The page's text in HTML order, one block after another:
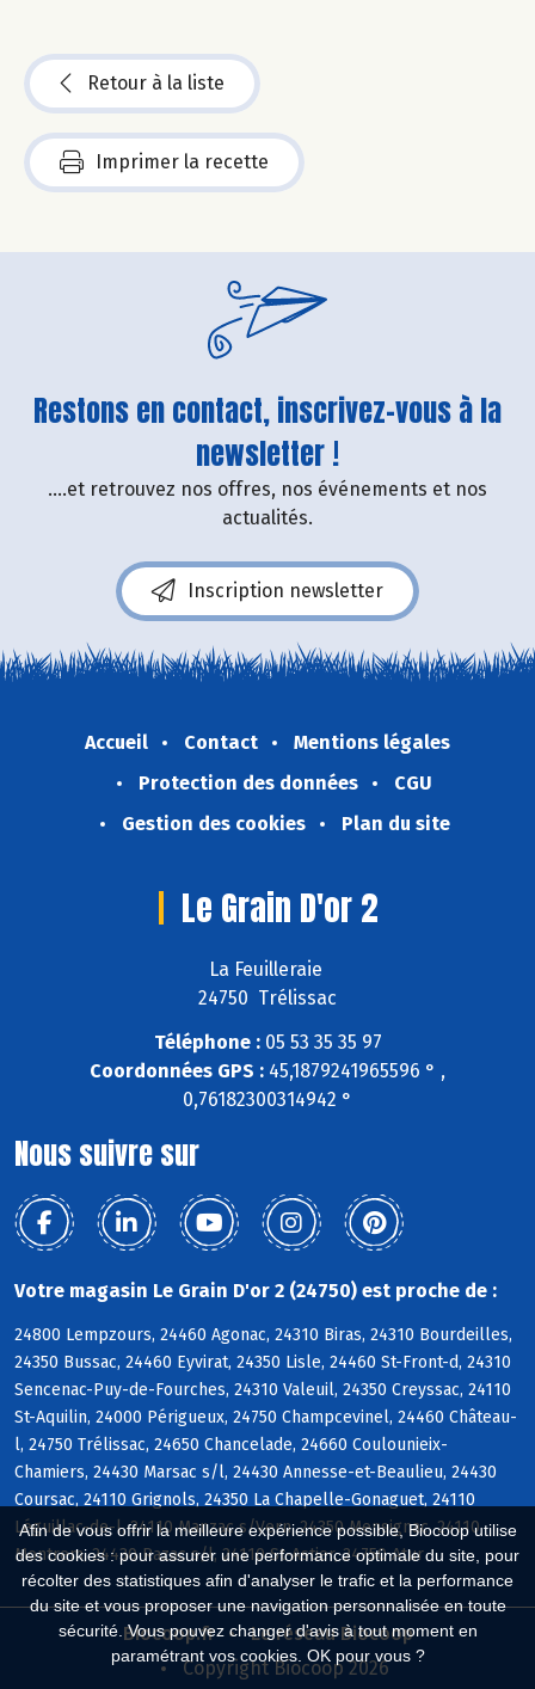
Afin de vous offrir la meilleure expérience possible, Biocoop utilise
des cookies : pour assurer une performance optimale du site, pour
récolter des statistiques afin d'analyser le trafic et la performance
du site et vous proposer une navigation personnalisée en toute
sécurité. Vous pouvez changer d'avis à tout moment en
paramétrant vos cookies. OK pour vous ?
Retour à la liste
Imprimer la recette
Restons en contact, inscrivez-vous à la
newsletter !
....et retrouvez nos offres, nos événements et nos
actualités.
Inscription newsletter
Accueil Contact
Mentions légales
Protection des données
CGU
Gestion des cookies
Plan du site
Le Grain D'or 2
La Feuilleraie
24750 Trélissac
Téléphone :05 53 35 35 97
Coordonnées GPS : 45,1879241965596 ° ,
0,76182300314942 °
Nous suivre sur
Votre magasin Le Grain D'or 2 (24750) est proche de :
24800 Lempzours, 24460 Agonac, 24310 Biras, 24310 Bourdeilles,
24350 Bussac, 24460 Eyvirat, 24350 Lisle, 24460 St-Front-d, 24310
Sencenac-Puy-de-Fourches, 24310 Valeuil, 24350 Creyssac, 24110
St-Aquilin, 24000 Périgueux, 24750 Champcevinel, 24460 Château-
l, 24750 Trélissac, 24650 Chancelade, 24660 Coulounieix-
Chamiers, 24430 Marsac s/l, 24430 Annesse-et-Beaulieu, 24430
Coursac, 24110 Grignols, 24350 La Chapelle-Gonaguet, 24110
Léguillac-de-l, 24110 Manzac s/Vern, 24350 Mensignac, 24110
Montrem, 24430 Razac s/l, 24110 St-Astier, 24750 Atur
Biocoop.fr
Le réseau Biocoop
Copyright Biocoop 2026